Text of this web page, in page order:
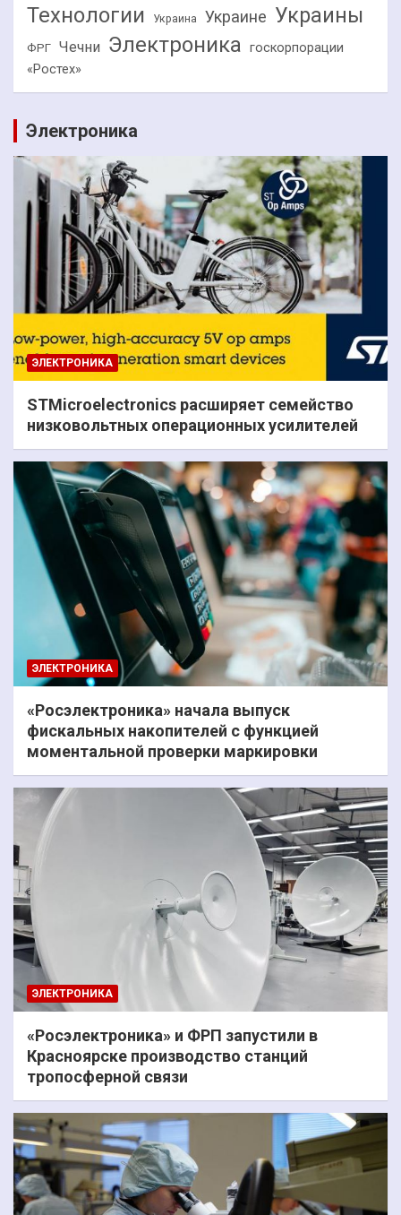
Технологии Украина Украине Украины
ФРГ Чечни Электроника госкорпорации
«Ростех»
Электроника
ЭЛЕКТРОНИКА
STMicroelectronics расширяет семейство
низковольтных операционных усилителей
ЭЛЕКТРОНИКА
«Росэлектроника» начала выпуск
фискальных накопителей с функцией
моментальной проверки маркировки
ЭЛЕКТРОНИКА
«Росэлектроника» и ФРП запустили в
Красноярске производство станций
тропосферной связи